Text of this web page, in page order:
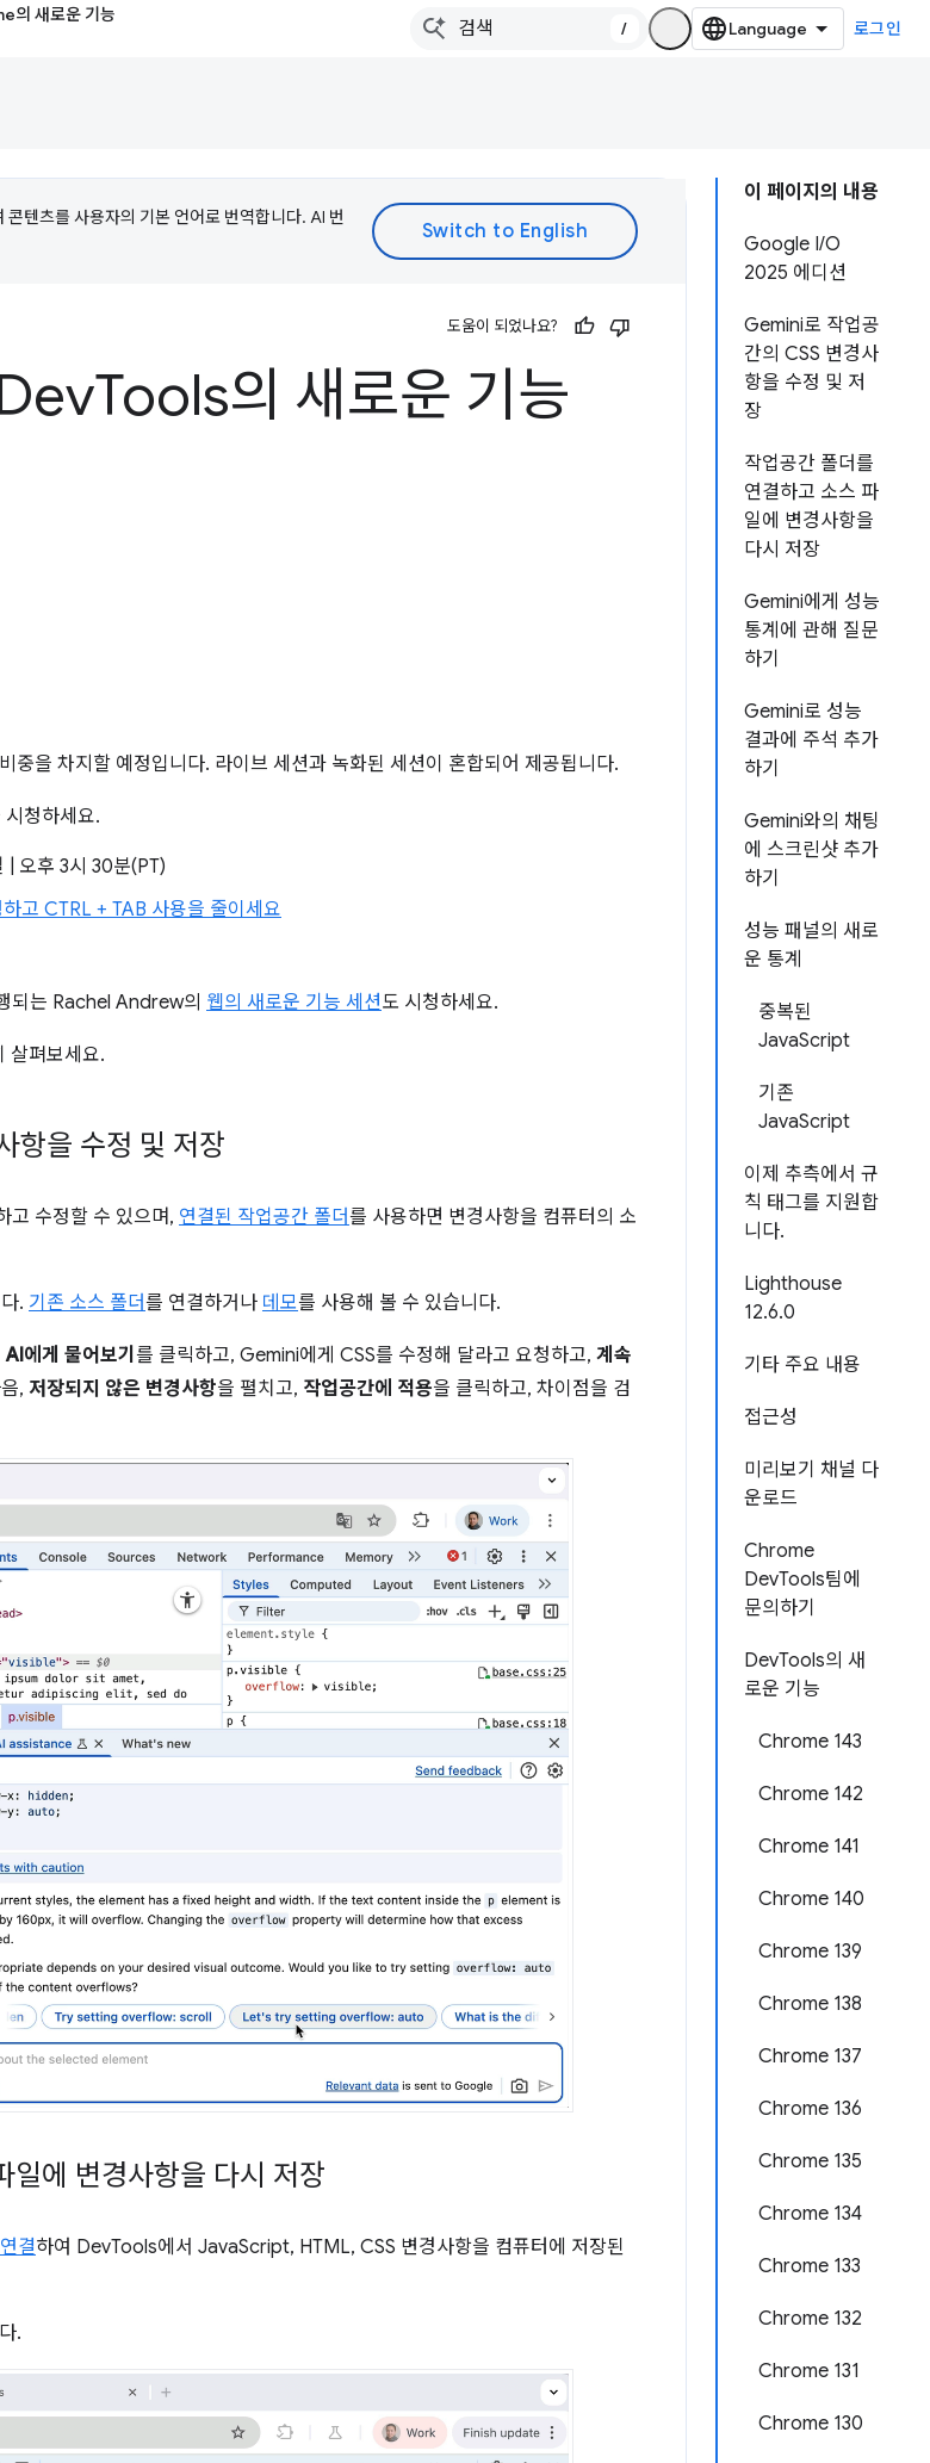
의 새로운 기능
/ 로그인
이 페이지의 내용
Google I/O
2025 에디션
Gemini로 작업공
간의 CSS 변경사
항을 수정 및 저
장
작업공간 폴더를
연결하고 소스 파
일에 변경사항을
다시 저장
Gemini에게 성능
통계에 관해 질문
하기
Gemini로 성능
결과에 주석 추가
하기
Gemini와의 채팅
에 스크린샷 추가
하기
성능 패널의 새로
운 통계
중복된
JavaScript
기존
JavaScript
이제 추측에서 규
칙 태그를 지원합
니다.
Lighthouse
12.6.0
기타 주요 내용
접근성
미리보기 채널 다
운로드
Chrome
DevTools팀에
문의하기
DevTools의 새
로운 기능
Chrome 143
Chrome 142
Chrome 141
Chrome 140
Chrome 139
Chrome 138
Chrome 137
Chrome 136
Chrome 135
Chrome 134
Chrome 133
Chrome 132
Chrome 131
Chrome 130
텐츠를 사용자의 기본 언어로 번역합니다. AI 번
도움이 되었나요?
Tools의 새로운 기능
을 차지할 예정입니다. 라이브 세션과 녹화된 세션이 혼합되어 제공됩니다.
청하세요.
오후 3시 30분(PT)
고 CTRL + TAB 사용을 줄이세요
되는 Rachel Andrew의 웹의 새로운 기능 세션도 시청하세요.
살펴보세요.
항을 수정 및 저장
고 수정할 수 있으며, 연결된 작업공간 폴더를 사용하면 변경사항을 컴퓨터의 소
. 기존 소스 폴더를 연결하거나 데모를 사용해 볼 수 있습니다.
AI에게 물어보기 를 클릭하고, Gemini에게 CSS를 수정해 달라고 요청하고, 계속
, 저장되지 않은 변경사항을 펼치고, 작업공간에 적용을 클릭하고, 차이점을 검
일에 변경사항을 다시 저장
결하여 DevTools에서 JavaScript, HTML, CSS 변경사항을 컴퓨터에 저장된
.